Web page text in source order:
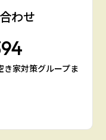
わせ
き家対策グループま